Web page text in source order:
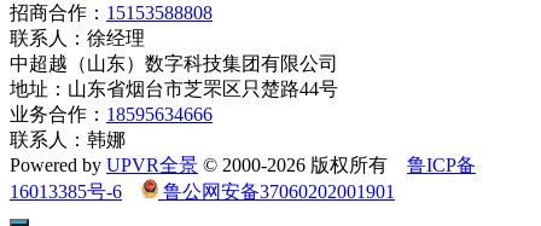
招商合作： 15153588808
联系人：徐经理
中超越（山东）数字科技集团有限公司
地址：山东省烟台市芝罘区只楚路44号
业务合作： 18595634666
联系人：韩娜
Powered by UPVR全景 © 2000-2026 版权所有 鲁ICP备
16013385号-6
鲁公网安备37060202001901